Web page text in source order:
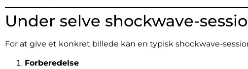
Under selve shockwave-
For at give et konkret billede kan en typisk shockwave-
Forberedelse